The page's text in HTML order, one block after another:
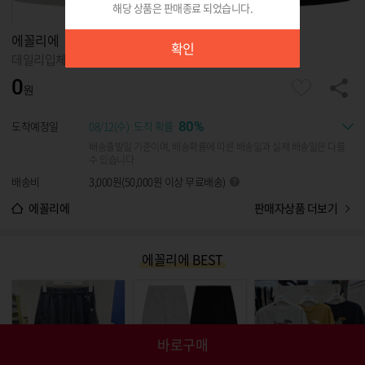
해당 상품은 판매종료 되었습니다.
확인